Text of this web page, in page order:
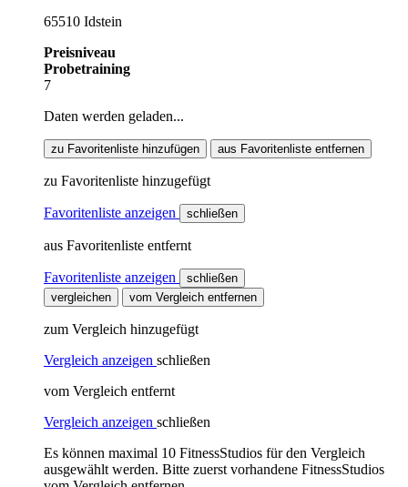
65510 Idstein
Preisniveau
Probetraining
7
Daten werden geladen...
zu Favoritenliste hinzufügen aus Favoritenliste entfernen
zu Favoritenliste hinzugefügt
Favoritenliste anzeigen schließen
aus Favoritenliste entfernt
Favoritenliste anzeigen
schließen
vergleichen
vom Vergleich entfernen
zum Vergleich hinzugefügt
Vergleich anzeigen schließen
vom Vergleich entfernt
Vergleich anzeigen schließen
Es können maximal 10 FitnessStudios für den Vergleich
ausgewählt werden. Bitte zuerst vorhandene FitnessStudios